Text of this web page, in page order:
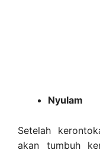
Nyulam
Setelah
akan tumbuh